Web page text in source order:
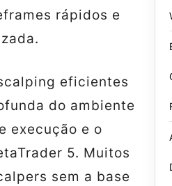
rápidos e
eficientes
do ambiente
execução e o
5. Muitos
sem a base